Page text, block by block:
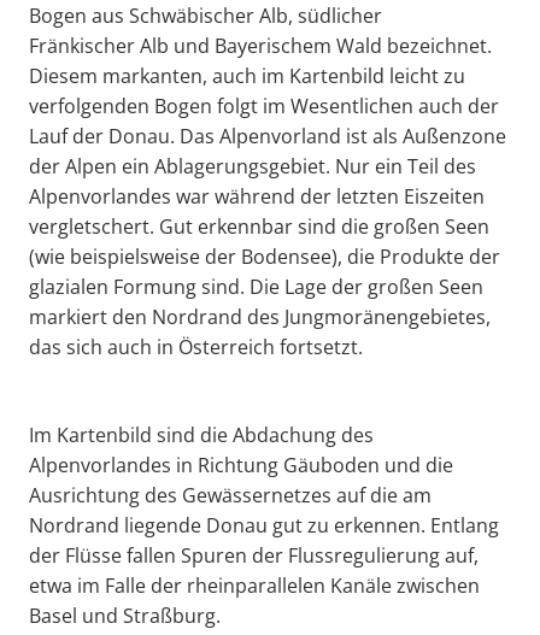
Bogen aus Schwäbischer Alb, südlicher
Fränkischer Alb und Bayerischem Wald bezeichnet.
Diesem markanten, auch im Kartenbild leicht zu
verfolgenden Bogen folgt im Wesentlichen auch der
Lauf der Donau. Das Alpenvorland ist als Außenzone
der Alpen ein Ablagerungsgebiet. Nur ein Teil des
Alpenvorlandes war während der letzten Eiszeiten
vergletschert. Gut erkennbar sind die großen Seen
(wie beispielsweise der Bodensee), die Produkte der
glazialen Formung sind. Die Lage der großen Seen
markiert den Nordrand des Jungmoränengebietes,
das sich auch in Österreich fortsetzt.
Im Kartenbild sind die Abdachung des
Alpenvorlandes in Richtung Gäuboden und die
Ausrichtung des Gewässernetzes auf die am
Nordrand liegende Donau gut zu erkennen. Entlang
der Flüsse fallen Spuren der Flussregulierung auf,
etwa im Falle der rheinparallelen Kanäle zwischen
Basel und Straßburg.